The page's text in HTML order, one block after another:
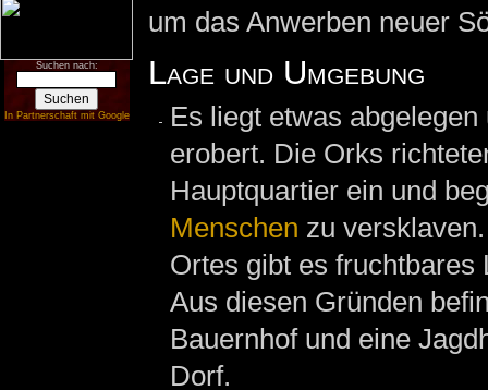
Suchen nach:
In Partnerschaft mit Google
um das Anwerben neuer
Lage und Umgebung
Es liegt etwas
erobert. Die Orks
Hauptquartier ein und
Menschen zu
Ortes gibt es
Aus diesen Gründen
Bauernhof und eine
Dorf.